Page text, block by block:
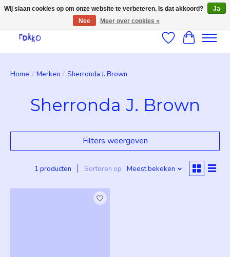
Verlanglijst
Home / Merken / Sherronda J. Brown
Sherronda J. Brown
Filters weergeven
1 producten Sorteren op Meest bekeken
Wij slaan cookies op om onze website te verbeteren. Is dat akkoord?
Ja
Nee
Meer over cookies »